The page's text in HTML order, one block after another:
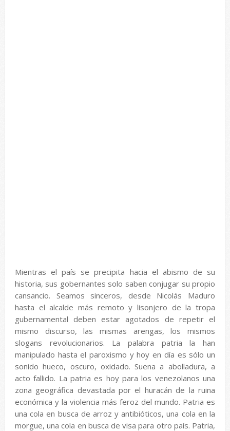
Mientras el país se precipita hacia el abismo de su
historia, sus gobernantes solo saben conjugar su propio
cansancio. Seamos sinceros, desde Nicolás Maduro
hasta el alcalde más remoto y lisonjero de la tropa
gubernamental deben estar agotados de repetir el
mismo discurso, las mismas arengas, los mismos
slogans revolucionarios. La palabra patria la han
manipulado hasta el paroxismo y hoy en día es sólo un
sonido hueco, oscuro, oxidado. Suena a abolladura, a
acto fallido. La patria es hoy para los venezolanos una
zona geográfica devastada por el huracán de la ruina
económica y la violencia más feroz del mundo. Patria es
una cola en busca de arroz y antibióticos, una cola en la
morgue, una cola en busca de visa para otro país. Patria,